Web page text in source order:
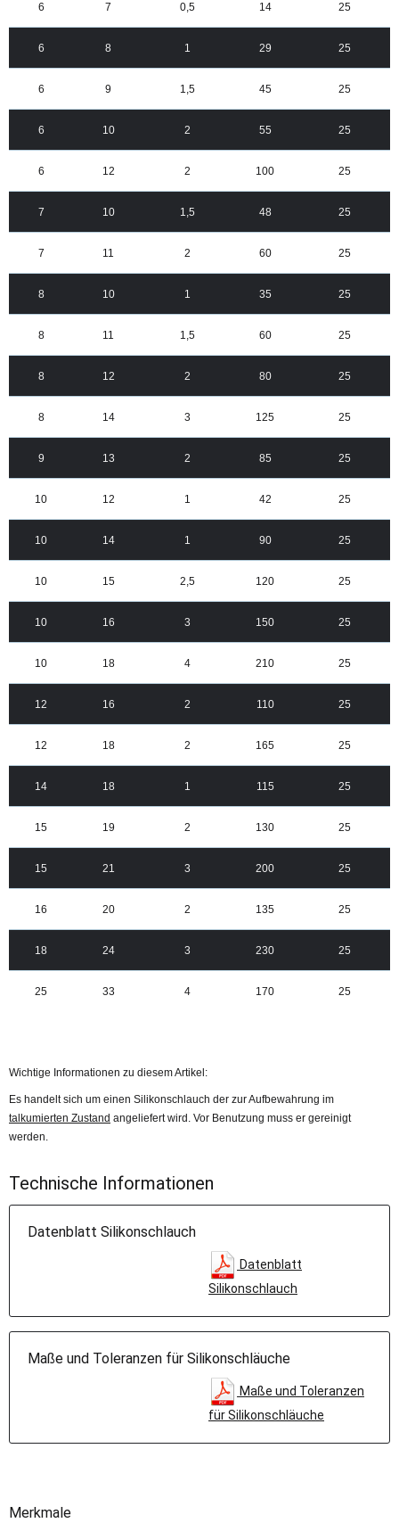
6 7 0,5 14 25
6 8 1 29 25
6 9 1,5 45 25
6 10 2 55 25
6 12 2 100 25
7 10 1,5 48 25
7 11 2 60 25
8 10 1 35 25
8 11 1,5 60 25
8 12 2 80 25
8 14 3 125 25
9 13 2 85 25
10 12 1 42 25
10 14 1 90 25
10 15 2,5 120 25
10 16 3 150 25
10 18 4 210 25
12 16 2 110 25
12 18 2 165 25
14 18 1 115 25
15 19 2 130 25
15 21 3 200 25
16 20 2 135 25
18 24 3 230 25
25 33 4 170 25
Wichtige Informationen zu diesem Artikel:
Es handelt sich um einen Silikonschlauch der zur Aufbewahrung im
talkumierten Zustand angeliefert wird. Vor Benutzung muss er gereinigt
werden.
Technische Informationen
Datenblatt Silikonschlauch
Datenblatt
Silikonschlauch
Maße und Toleranzen für Silikonschläuche
Maße und Toleranzen
für Silikonschläuche
Merkmale